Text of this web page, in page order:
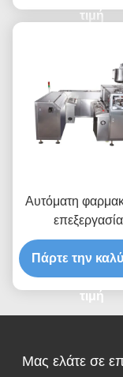
τιμή
Αυτόματη
συσκευασία
μηχανών ηπατική
Πάρτε την
τιμή
Μας ελάτε σε